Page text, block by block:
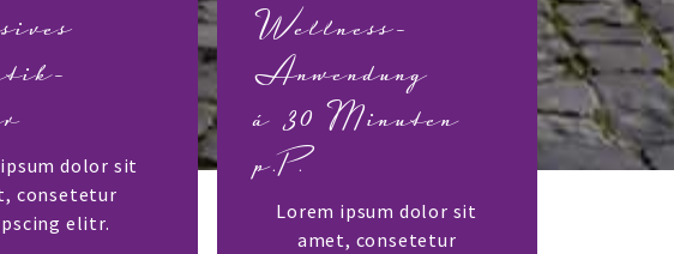
dolor sit
consetetur
elitr.
Wellness-
Anwendung
á 30 Minuten
p.P.
Lorem ipsum dolor sit
amet, consetetur